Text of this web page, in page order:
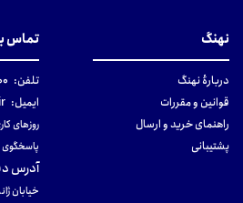
نهنگ
دربارهٔ نهنگ
قوانین و مقررات
راهنمای خرید و ارسال
پشتیبانی
تماس
تلفن:
ایمیل:
روزهای کاری از
آدرس
خیابان